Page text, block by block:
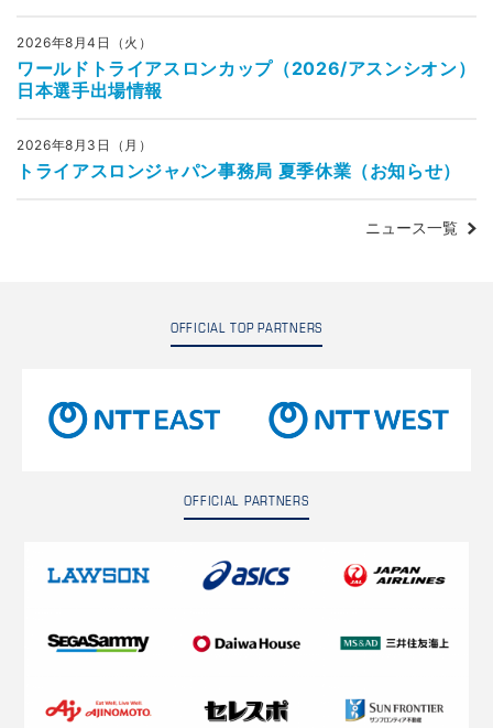
2026年8月4日（火）
ワールドトライアスロンカップ（2026/アスンシオン）
日本選手出場情報
2026年8月3日（月）
トライアスロンジャパン事務局 夏季休業（お知らせ）
ニュース一覧
OFFICIAL TOP PARTNERS
OFFICIAL PARTNERS